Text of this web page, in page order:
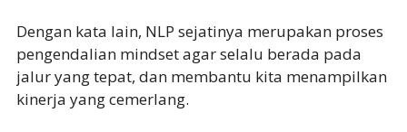
Dengan kata lain, NLP sejatinya merupakan proses
pengendalian mindset agar selalu berada pada
jalur yang tepat, dan membantu kita menampilkan
kinerja yang cemerlang.